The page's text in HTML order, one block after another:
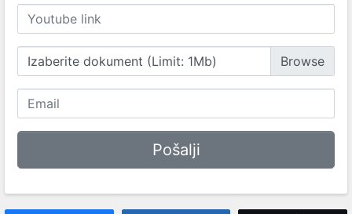
Izaberite dokument (Limit: 1Mb)